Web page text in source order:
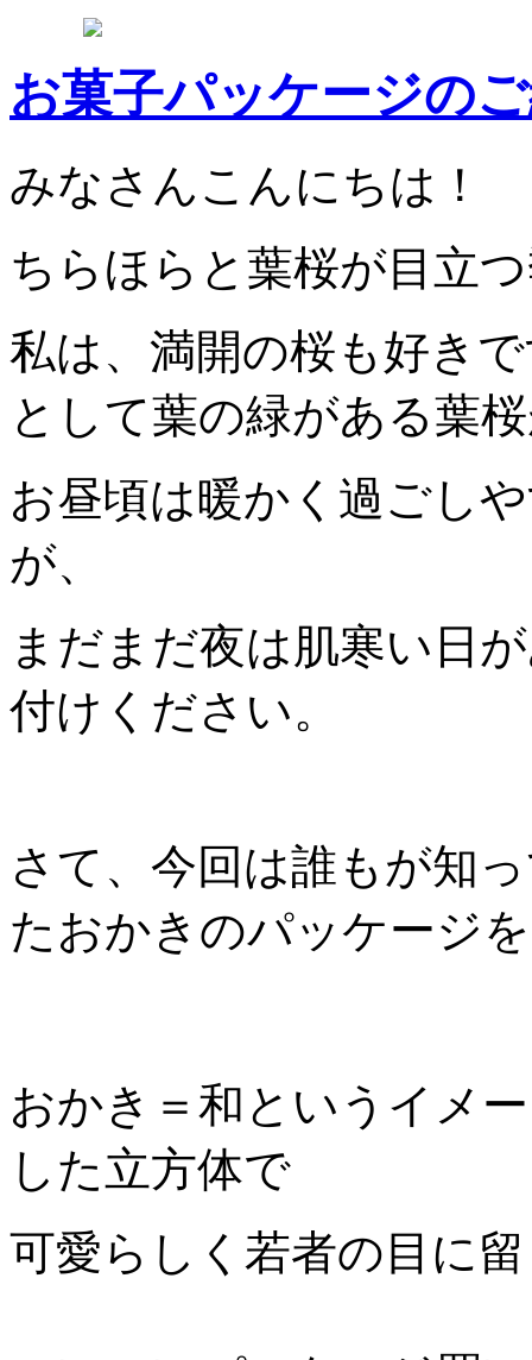
お菓子パッケージの
みなさんこんにちは！
ちらほらと葉桜が目立
私は、満開の桜も好き
として葉の緑がある葉
お昼頃は暖かく過ごし
が、
まだまだ夜は肌寒い日
付けください。
さて、今回は誰もが知
たおかきのパッケージ
おかき＝和というイメ
した立方体で
可愛らしく若者の目に